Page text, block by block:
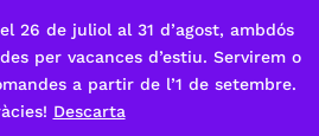
26 de juliol al 31 d’agost, ambdós
per vacances d’estiu. Servirem o
a partir de l’1 de setembre.
Descarta